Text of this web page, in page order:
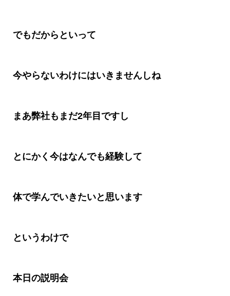
でもだからといって
今やらないわけにはいきませんしね
まあ弊社もまだ2年目ですし
とにかく今はなんでも経験して
体で学んでいきたいと思います
というわけで
本日の説明会